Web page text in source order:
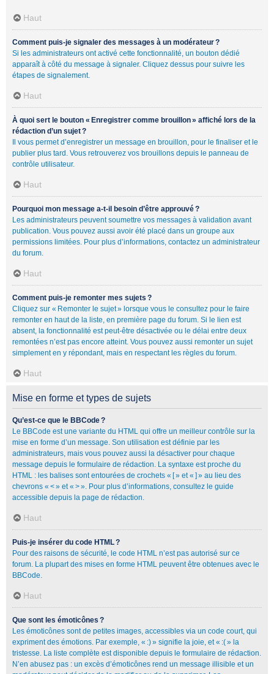
Haut
Comment puis-je signaler des messages à un modérateur ?
Si les administrateurs ont activé cette fonctionnalité, un bouton dédié
apparaît à côté du message à signaler. Cliquez dessus pour suivre les
étapes de signalement.
Haut
À quoi sert le bouton « Enregistrer comme brouillon » affiché lors de la
rédaction d’un sujet ?
Il vous permet d’enregistrer un message en brouillon, pour le finaliser et le
publier plus tard. Vous retrouverez vos brouillons depuis le panneau de
contrôle utilisateur.
Haut
Pourquoi mon message a-t-il besoin d’être approuvé ?
Les administrateurs peuvent soumettre vos messages à validation avant
publication. Vous pouvez aussi avoir été placé dans un groupe aux
permissions limitées. Pour plus d’informations, contactez un administrateur
du forum.
Haut
Comment puis-je remonter mes sujets ?
Cliquez sur « Remonter le sujet » lorsque vous le consultez pour le faire
remonter en haut de la liste, en première page du forum. Si le lien est
absent, la fonctionnalité est peut-être désactivée ou le délai entre deux
remontées n’est pas encore atteint. Vous pouvez aussi remonter un sujet
simplement en y répondant, mais en respectant les règles du forum.
Haut
Mise en forme et types de sujets
Qu’est-ce que le BBCode ?
Le BBCode est une variante du HTML qui offre un meilleur contrôle sur la
mise en forme d’un message. Son utilisation est définie par les
administrateurs, mais vous pouvez aussi la désactiver pour chaque
message depuis le formulaire de rédaction. La syntaxe est proche du
HTML : les balises sont entourées de crochets « [ » et « ] » au lieu des
chevrons « < » et « > ». Pour plus d’informations, consultez le guide
accessible depuis la page de rédaction.
Haut
Puis-je insérer du code HTML ?
Pour des raisons de sécurité, le code HTML n’est pas autorisé sur ce
forum. La plupart des mises en forme HTML peuvent être obtenues avec le
BBCode.
Haut
Que sont les émoticônes ?
Les émoticônes sont de petites images, accessibles via un code court, qui
expriment des émotions. Par exemple, « :) » signifie la joie, et « :( » la
tristesse. La liste complète est disponible depuis le formulaire de rédaction.
N’en abusez pas : un excès d’émoticônes rend un message illisible et un